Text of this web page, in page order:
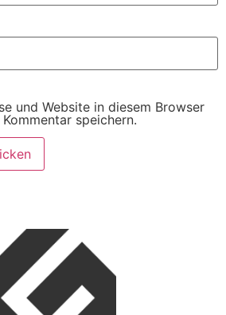
und Website in diesem Browser
speichern.